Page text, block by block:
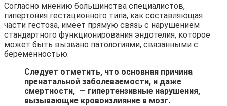
Согласно мнению большинства специалистов,
гипертония гестационного типа, как составляющая
части гестоза, имеет прямую связь с нарушением
стандартного функционирования эндотелия, которое
может быть вызвано патологиями, связанными с
беременностью.
Следует отметить, что основная причина
пренатальной заболеваемости, и даже
смертности, — гипертензивные нарушения,
вызывающие кровоизлияние в мозг.